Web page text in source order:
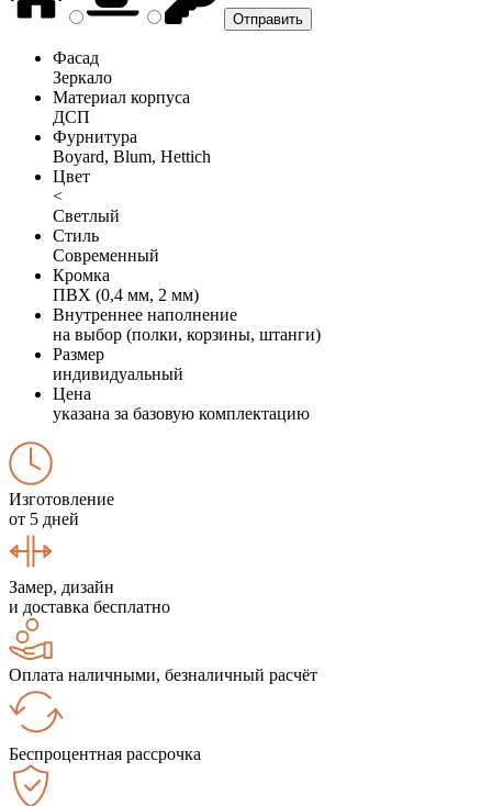
Фасад
Зеркало
Материал корпуса
ДСП
Фурнитура
Boyard, Blum, Hettich
Цвет
<
Светлый
Стиль
Современный
Кромка
ПВХ (0,4 мм, 2 мм)
Внутреннее наполнение
на выбор (полки, корзины, штанги)
Размер
индивидуальный
Цена
указана за базовую комплектацию
Изготовление
от 5 дней
Замер, дизайн
и доставка бесплатно
Оплата наличными, безналичный расчёт
Беспроцентная рассрочка